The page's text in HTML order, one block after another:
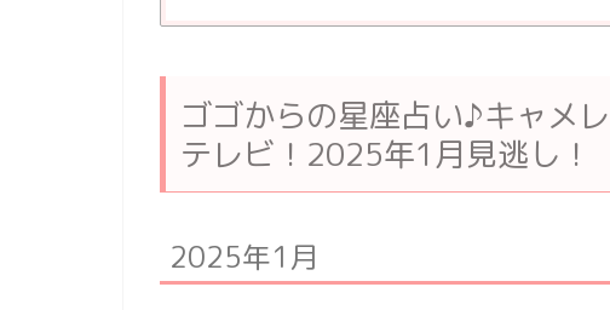
ゴゴからの星座占い♪キャメ
テレビ！2025年1月見逃し！
2025年1月